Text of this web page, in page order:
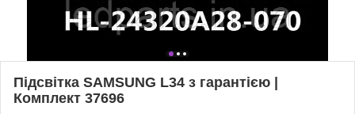
Підсвітка SAMSUNG L34 з гарантією |
Комплект 37696